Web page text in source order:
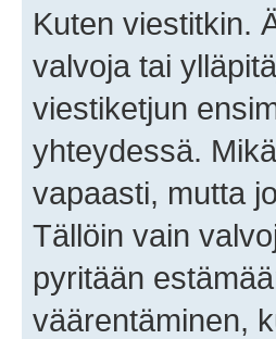
Kuten viestitkin.
valvoja tai
viestiketjun
yhteydessä.
vapaasti, mutta
Tällöin vain
pyritään
väärentäminen,